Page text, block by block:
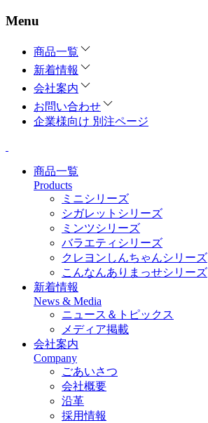
Menu
商品一覧
新着情報
会社案内
お問い合わせ
企業様向け 別注ページ
商品一覧
Products
ミニシリーズ
シガレットシリーズ
ミンツシリーズ
バラエティシリーズ
クレヨンしんちゃんシリーズ
こんなんありまっせシリーズ
新着情報
News & Media
ニュース＆トピックス
メディア掲載
会社案内
Company
ごあいさつ
会社概要
沿革
採用情報